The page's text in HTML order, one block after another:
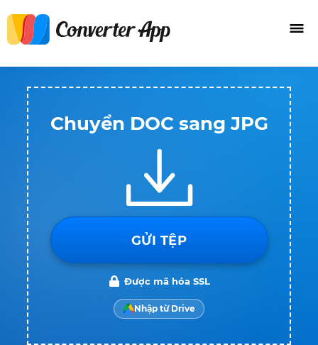
Chuyển DOC sang JPG
GỬI TỆP
Được mã hóa SSL
Nhập từ Drive